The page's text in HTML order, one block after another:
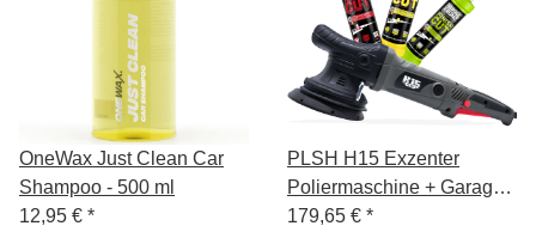
OneWax Just Clean Car
Shampoo - 500 ml
12,95 € *
PLSH H15 Exzenter
Poliermaschine + Garage
Freaks Polituren 250ml
179,65 € *